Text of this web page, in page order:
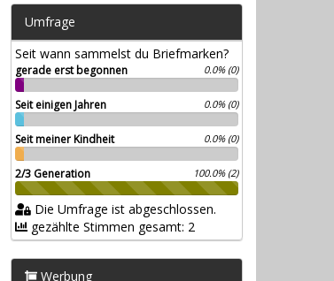
Umfrage
Seit wann sammelst du Briefmarken?
gerade erst begonnen 0.0% (0)
Seit einigen Jahren 0.0% (0)
Seit meiner Kindheit 0.0% (0)
2/3 Generation 100.0% (2)
Die Umfrage ist abgeschlossen.
gezählte Stimmen gesamt: 2
Werbung